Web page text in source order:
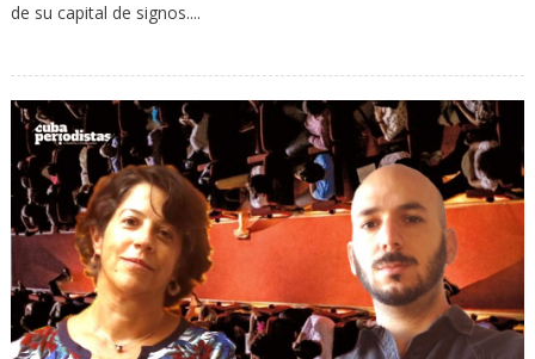
de su capital de signos....